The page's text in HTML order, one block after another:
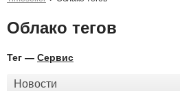
Облако тегов
Тег — Сервис
Новости